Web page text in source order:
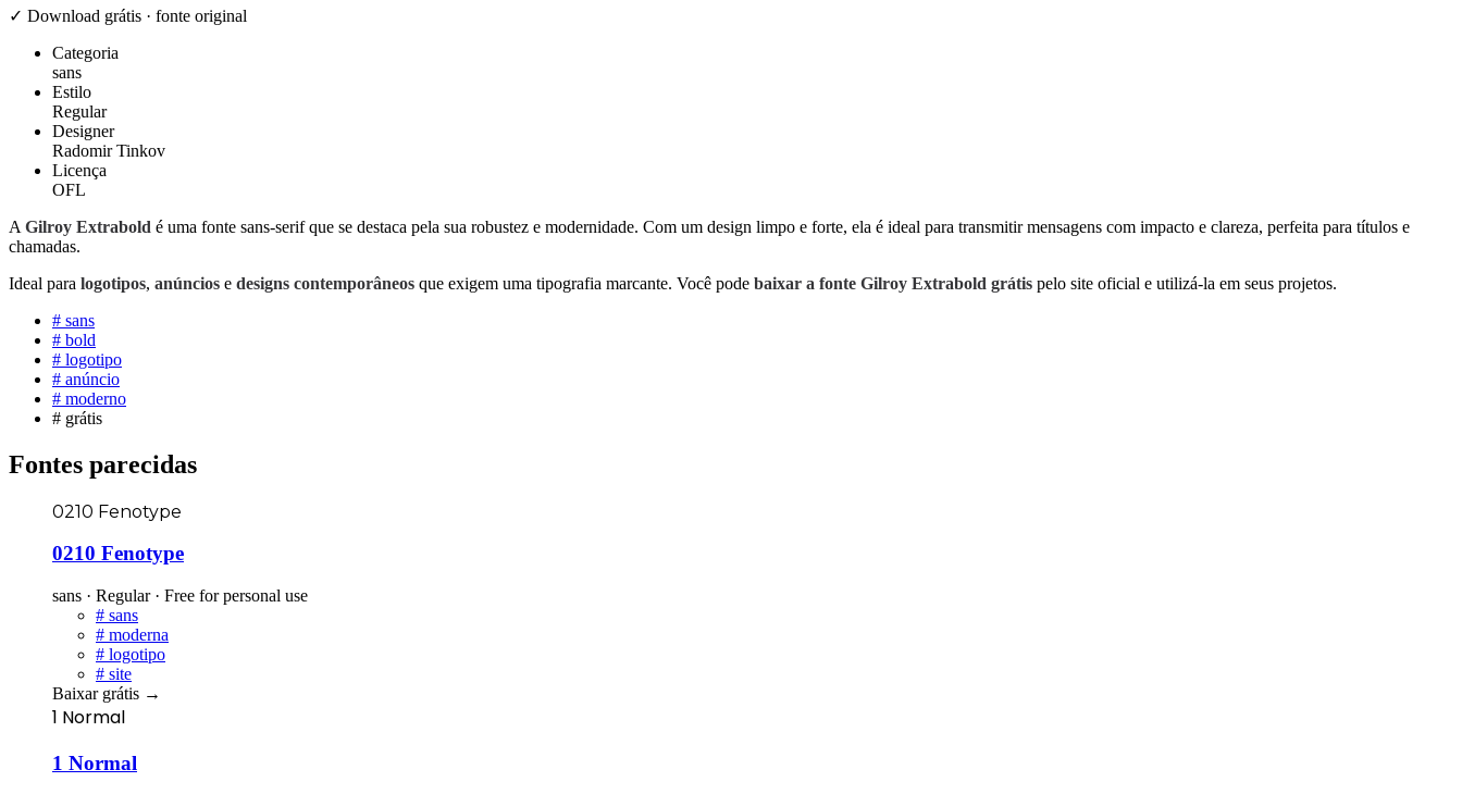
✓ Download grátis · fonte original
Categoria
sans
Estilo
Regular
Designer
Radomir Tinkov
Licença
OFL
A Gilroy Extrabold é uma fonte sans-serif que se destaca pela sua robustez e modernidade. Com um design limpo e forte, ela é ideal para transmitir mensagens com impacto e clareza, perfeita para títulos e
chamadas.
Ideal para logotipos, anúncios e designs contemporâneos que exigem uma tipografia marcante. Você pode baixar a fonte Gilroy Extrabold grátis pelo site oficial e utilizá-la em seus projetos.
# sans
# bold
# logotipo
# anúncio
# moderno
# grátis
Fontes parecidas
0210 Fenotype
0210 Fenotype
sans · Regular · Free for personal use
# sans
# moderna
# logotipo
# site
Baixar grátis →
1 Normal
1 Normal